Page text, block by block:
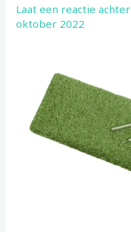
Laat een reactie achter
oktober 2022